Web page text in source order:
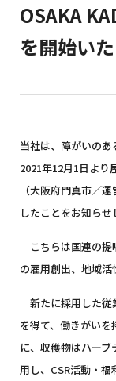
OSAKA
を開始い
当社は、障がいのあ
2021年12月1日より
（大阪府門真市／
したことをお知らせ
こちらは国連の提
の雇用創出、地域活
新たに採用した従
を得て、働きがい
に、収穫物はハー
用し、CSR活動・福